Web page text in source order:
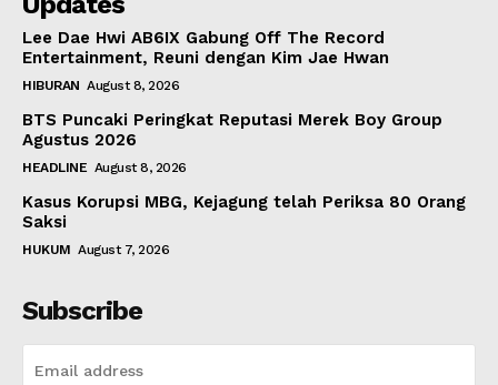
Lee Dae Hwi AB6IX Gabung Off The Record
Entertainment, Reuni dengan Kim Jae Hwan
HIBURAN August 8, 2026
BTS Puncaki Peringkat Reputasi Merek Boy Group
Agustus 2026
HEADLINE August 8, 2026
Kasus Korupsi MBG, Kejagung telah Periksa 80 Orang
Saksi
HUKUM August 7, 2026
Subscribe